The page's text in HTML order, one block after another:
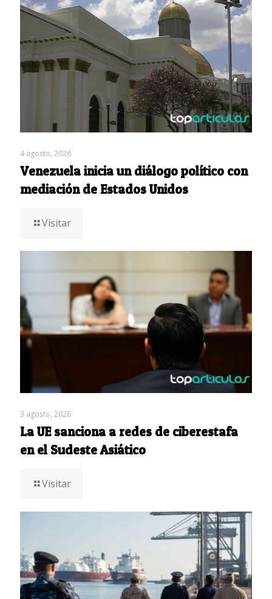
4 agosto, 2026
Venezuela inicia un diálogo político con
mediación de Estados Unidos
Visitar
3 agosto, 2026
La UE sanciona a redes de ciberestafa
en el Sudeste Asiático
Visitar